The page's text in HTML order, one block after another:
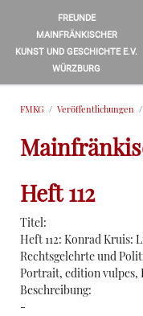
FREUNDE
MAINFRÄNKISCHER
KUNST UND GESCHICHTE E.V.
WÜRZBURG
FMKG Veröffentlichungen
Heft 112
Titel:
Heft 112: Konrad Kruis:
Rechtsgelehrte und
Portrait, edition vulpes,
Beschreibung:
-